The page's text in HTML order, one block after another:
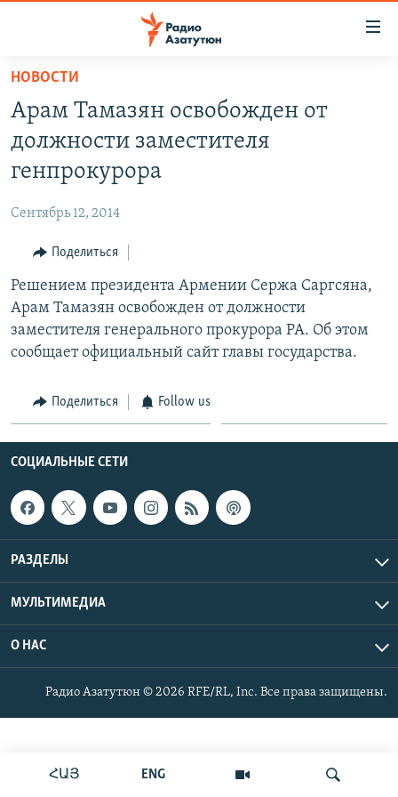
Перейти
основному
содержанию
основной
навигации
Перейти
поиску
НОВОСТИ
ЭКОНОМИКА
РЕГИОН
НАГОРНЫЙ КАРАБАХ
КУЛЬТУРА
СПОРТ
Հայերեն
English
Русский
Все сайты Радио Азатутюн
ՀԱՅ ENG
НОВОСТИ
Арам Тамазян освобожден от
должности заместителя
генпрокурора
Сентябрь 12, 2014
Поделиться
Решением президента Армении Сержа Саргсяна,
Арам Тамазян освобожден от должности
заместителя генерального прокурора РА. Об этом
сообщает официальный сайт главы государства.
Поделиться Follow us
СОЦИАЛЬНЫЕ СЕТИ
РАЗДЕЛЫ
МУЛЬТИМЕДИА
О НАС
Радио Азатутюн © 2026 RFE/RL, Inc. Все права защищены.